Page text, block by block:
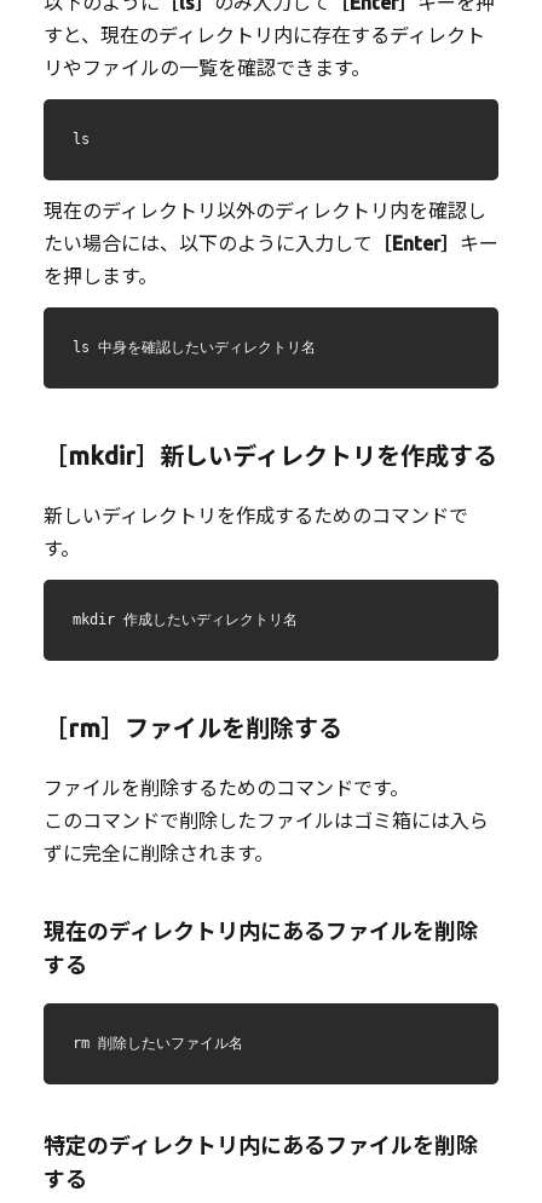
すと、現在のディレクトリ内に存在するディレクト
リやファイルの一覧を確認できます。
ls
現在のディレクトリ以外のディレクトリ内を確認し
たい場合には、以下のように入力して
［Enter］ キー
を押します。
ls 中身を確認したいディレクトリ名
［mkdir］新しいディレクトリを作成する
新しいディレクトリを作成するためのコマンドで
す。
mkdir 作成したいディレクトリ名
［rm］ファイルを削除する
ファイルを削除するためのコマンドです。
このコマンドで削除したファイルはゴミ箱には入ら
ずに完全に削除されます。
現在のディレクトリ内にあるファイルを削除
する
rm 削除したいファイル名
特定のディレクトリ内にあるファイルを削除
する